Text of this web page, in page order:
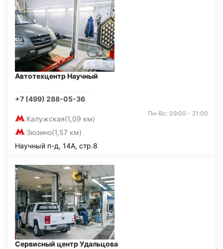
Автотехцентр Научный
+7 (499) 288-05-36
Калужская(1,09 км)
Зюзино(1,57 км)
Пн-Вс: 09:00 - 21:00
Научный п-д, 14А, стр.8
Сервисный центр Удальцова